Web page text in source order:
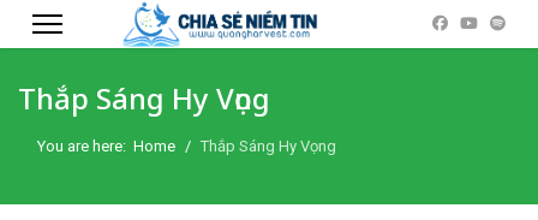
Thắp Sáng Hy Vọng
You are here: Home Thắp Sáng Hy Vọng